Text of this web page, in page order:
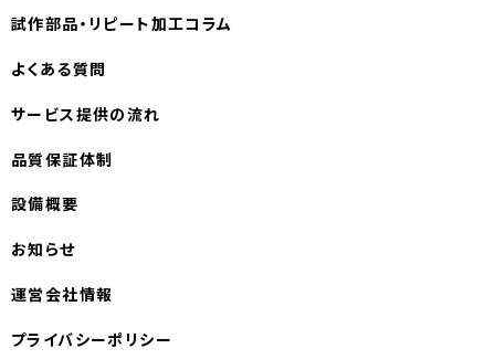
試作部品・ リピート加工コラム
よくある質問
サービス提供の流れ
品質保証体制
設備概要
お知らせ
運営会社情報
プライバシーポリシー